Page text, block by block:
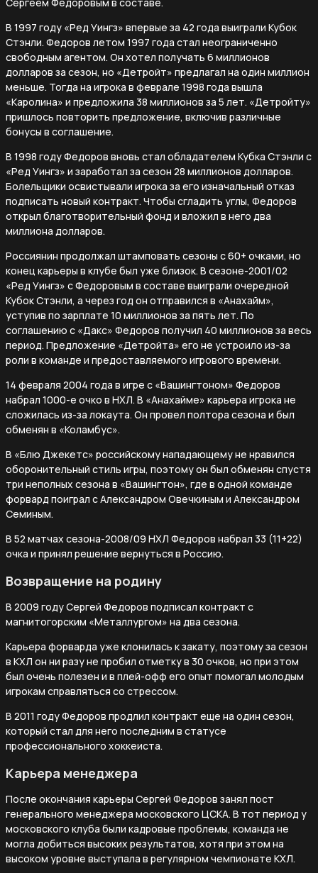
В 1997 году «Ред Уингз» впервые за 42 года выиграли Кубок
Стэнли. Федоров летом 1997 года стал неограниченно
свободным агентом. Он хотел получать 6 миллионов
долларов за сезон, но «Детройт» предлагал на один миллион
меньше. Тогда на игрока в феврале 1998 года вышла
«Каролина» и предложила 38 миллионов за 5 лет. «Детройту»
пришлось повторить предложение, включив различные
бонусы в соглашение.
В 1998 году Федоров вновь стал обладателем Кубка Стэнли с
«Ред Уингз» и заработал за сезон 28 миллионов долларов.
Болельщики освистывали игрока за его изначальный отказ
подписать новый контракт. Чтобы сгладить углы, Федоров
открыл благотворительный фонд и вложил в него два
миллиона долларов.
Россиянин продолжал штамповать сезоны с 60+ очками, но
конец карьеры в клубе был уже близок. В сезоне-2001/02
«Ред Уингз» с Федоровым в составе выиграли очередной
Кубок Стэнли, а через год он отправился в «Анахайм»,
уступив по зарплате 10 миллионов за пять лет. По
соглашению с «Дакс» Федоров получил 40 миллионов за весь
период. Предложение «Детройта» его не устроило из-за
роли в команде и предоставляемого игрового времени.
14 февраля 2004 года в игре с «Вашингтоном» Федоров
набрал 1000-е очко в НХЛ. В «Анахайме» карьера игрока не
сложилась из-за локаута. Он провел полтора сезона и был
обменян в «Коламбус».
В «Блю Джекетс» российскому нападающему не нравился
оборонительный стиль игры, поэтому он был обменян спустя
три неполных сезона в «Вашингтон», где в одной команде
форвард поиграл с Александром Овечкиным и Александром
Семиным.
В 52 матчах сезона-2008/09 НХЛ Федоров набрал 33 (11+22)
очка и принял решение вернуться в Россию.
Возвращение на родину
В 2009 году Сергей Федоров подписал контракт с
магнитогорским «Металлургом» на два сезона.
Карьера форварда уже клонилась к закату, поэтому за сезон
в КХЛ он ни разу не пробил отметку в 30 очков, но при этом
был очень полезен и в плей-офф его опыт помогал молодым
игрокам справляться со стрессом.
В 2011 году Федоров продлил контракт еще на один сезон,
который стал для него последним в статусе
профессионального хоккеиста.
Карьера менеджера
После окончания карьеры Сергей Федоров занял пост
генерального менеджера московского ЦСКА. В тот период у
московского клуба были кадровые проблемы, команда не
могла добиться высоких результатов, хотя при этом на
высоком уровне выступала в регулярном чемпионате КХЛ.